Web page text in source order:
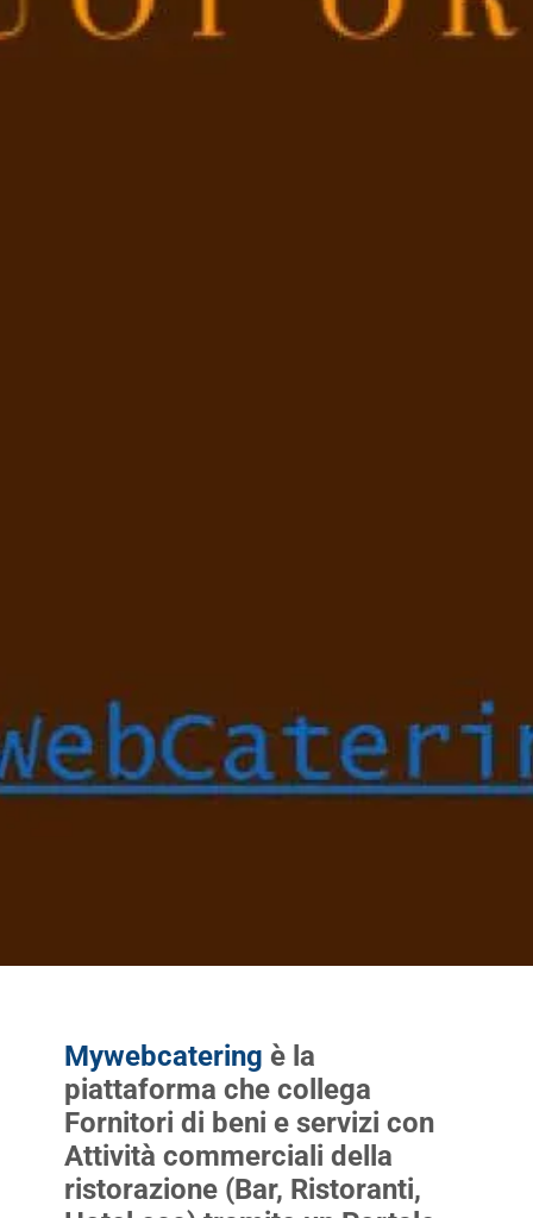
Mywebcatering è la
piattaforma che collega
Fornitori di beni e servizi con
Attività commerciali della
ristorazione (Bar, Ristoranti,